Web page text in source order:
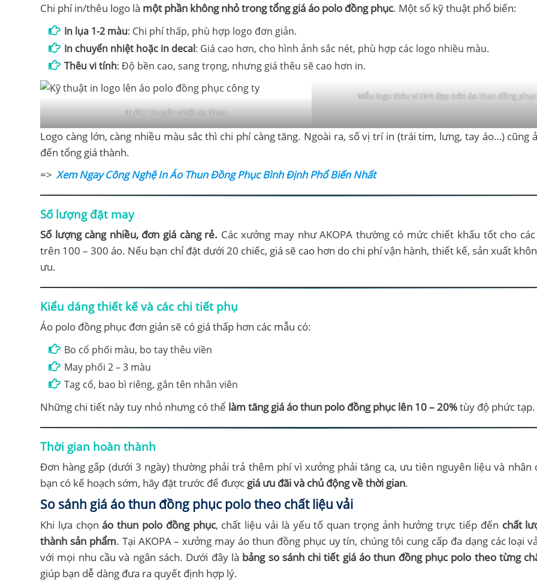
Chi phí in/thêu logo là một phần không nhỏ trong tổng giá áo polo đồng phục. Một số kỹ thuật phổ biến:
In lụa 1-2 màu: Chi phí thấp, phù hợp logo đơn giản.
In chuyển nhiệt hoặc in decal: Giá cao hơn, cho hình ảnh sắc nét, phù hợp các logo nhiều màu.
Thêu vi tính: Độ bền cao, sang trọng, nhưng giá thêu sẽ cao hơn in.
In PET chuyển nhiệt áo thun
Mẫu logo thêu vi tính đẹp trên áo thun đồng phục
Logo càng lớn, càng nhiều màu sắc thì chi phí càng tăng. Ngoài ra, số vị trí in (trái tim, lưng, tay áo…) cũng
đến tổng giá thành.
=> Xem Ngay Công Nghệ In Áo Thun Đồng Phục Bình Định Phổ Biến Nhất
Số lượng đặt may
Số lượng càng nhiều, đơn giá càng rẻ. Các xưởng may như AKOPA thường có mức chiết khấu tốt cho
trên 100 – 300 áo. Nếu bạn chỉ đặt dưới 20 chiếc, giá sẽ cao hơn do chi phí vận hành, thiết kế, sản xuất
ưu.
Kiểu dáng thiết kế và các chi tiết phụ
Áo polo đồng phục đơn giản sẽ có giá thấp hơn các mẫu có:
Bo cổ phối màu, bo tay thêu viền
May phối 2 – 3 màu
Tag cổ, bao bì riêng, gắn tên nhân viên
Những chi tiết này tuy nhỏ nhưng có thể làm tăng giá áo thun polo đồng phục lên 10 – 20%tùy độ phức tạp.
Thời gian hoàn thành
Đơn hàng gấp (dưới 3 ngày) thường phải trả thêm phí vì xưởng phải tăng ca, ưu tiên nguyên liệu và nhân
bạn có kế hoạch sớm, hãy đặt trước để được giá ưu đãi và chủ động về thời gian.
So sánh giá áo thun đồng phục polo theo chất liệu vải
Khi lựa chọnáo thun polo đồng phục, chất liệu vải là yếu tố quan trọng ảnh hưởng trực tiếp đến chất
thành sản phẩm. Tại AKOPA – xưởng may áo thun đồng phục uy tín, chúng tôi cung cấp đa dạng các loại
với mọi nhu cầu và ngân sách. Dưới đây là bảng so sánh chi tiết giá áo thun đồng phục polo theo từng
giúp bạn dễ dàng đưa ra quyết định hợp lý.